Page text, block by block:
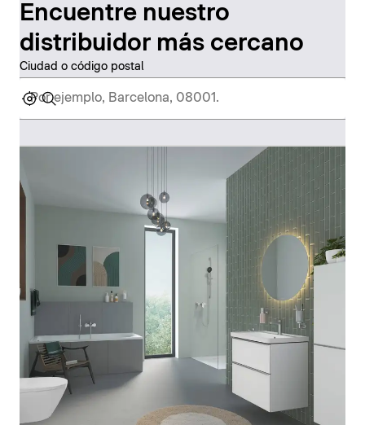
Encuentre nuestro
distribuidor más cercano
Ciudad o código postal